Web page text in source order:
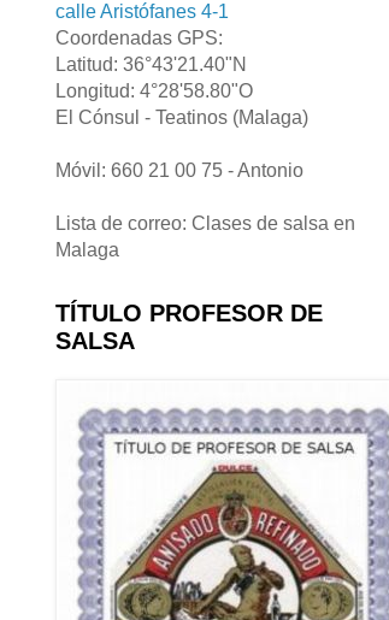
calle Aristófanes 4-1
Coordenadas GPS:
Latitud: 36°43'21.40"N
Longitud: 4°28'58.80"O
El Cónsul - Teatinos (Malaga)
Móvil: 660 21 00 75 - Antonio
Lista de correo: Clases de salsa en
Malaga
TÍTULO PROFESOR DE
SALSA